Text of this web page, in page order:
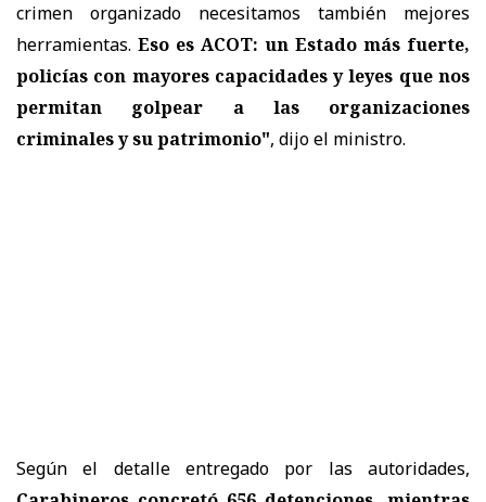
crimen organizado necesitamos también mejores
herramientas. Eso es ACOT: un Estado más fuerte,
policías con mayores capacidades y leyes que nos
permitan golpear a las organizaciones
criminales y su patrimonio", dijo el ministro.
Según el detalle entregado por las autoridades,